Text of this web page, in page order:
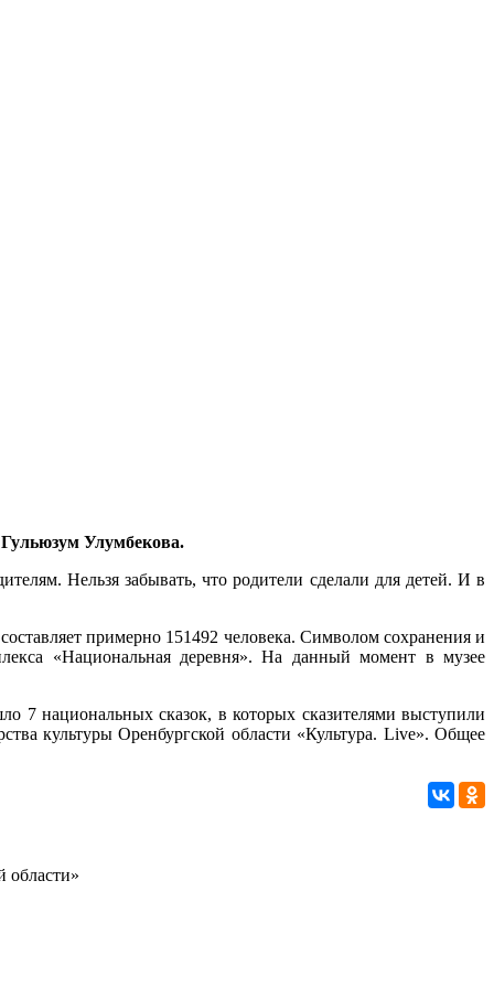
Улумбекова.
Нельзя забывать, что родители сделали для детей. И в
примерно 151492 человека. Символом сохранения и
«Национальная деревня». На данный момент в музее
7 национальных сказок, в которых сказителями выступили
культуры Оренбургской области «Культура. Live». Общее
области»